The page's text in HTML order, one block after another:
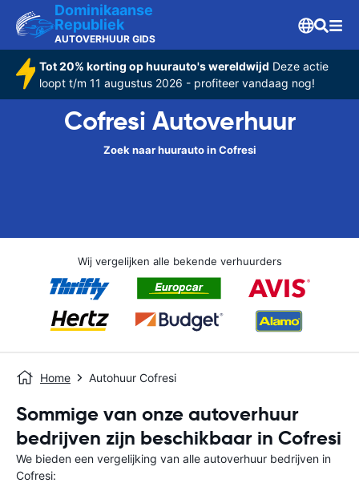
Dominikaanse
Republiek
AUTOVERHUUR GIDS
Tot 20% korting op huurauto's wereldwijd Deze actie
loopt t/m 11 augustus 2026 - profiteer vandaag nog!
Cofresi Autoverhuur
Zoek naar huurauto in Cofresi
Wij vergelijken alle bekende verhuurders
Home Autohuur Cofresi
Sommige van onze autoverhuur
bedrijven zijn beschikbaar in Cofresi
We bieden een vergelijking van alle autoverhuur bedrijven in
Cofresi: